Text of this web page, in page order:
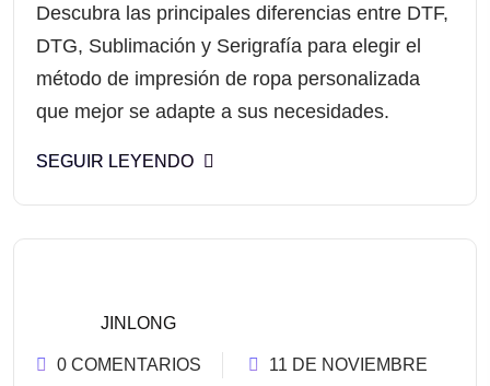
Descubra las principales diferencias entre DTF,
DTG, Sublimación y Serigrafía para elegir el
método de impresión de ropa personalizada
que mejor se adapte a sus necesidades.
SEGUIR LEYENDO
JINLONG
0 COMENTARIOS
11 DE NOVIEMBRE